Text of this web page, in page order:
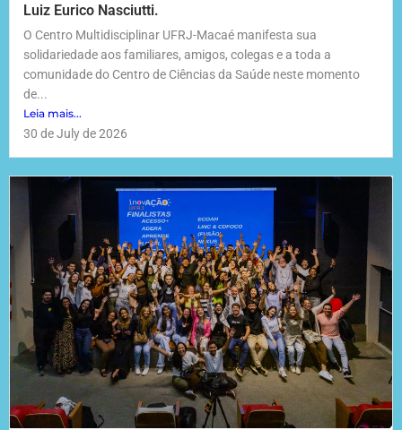
Luiz Eurico Nasciutti.
O Centro Multidisciplinar UFRJ-Macaé manifesta sua
solidariedade aos familiares, amigos, colegas e a toda a
comunidade do Centro de Ciências da Saúde neste momento
de...
Leia mais...
30 de July de 2026